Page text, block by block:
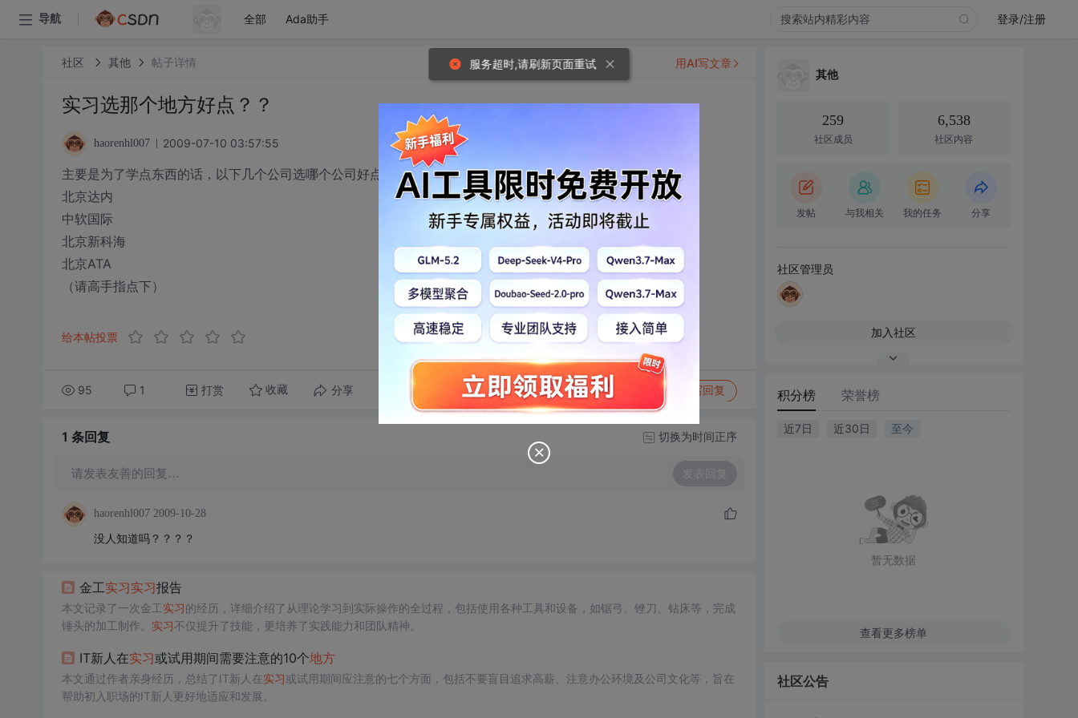
导航 全部 Ada助手 登录/注册
社区 其他 帖子详情
实习选那个地方好点？？
haorenhl007 2009-07-10 03:57:55
主要是为了学点东西的话，以下几个公司选哪个公司好点:
北京达内
中软国际
北京新科海
北京ATA
（请高手指点下）
给本帖投票
95 1 打赏 收藏 分享 转发到动态 举报 写回复
用AI写文章
1 条回复 切换为时间正序
请发表友善的回复… 发表回复
haorenhl007 2009-10-28
没人知道吗？？？？
金工实习实习报告
本文记录了一次金工实习的经历，详细介绍了从理论学习到实际操作的全过程，包括使用各种工具和设备，如锯弓、锉刀、钻床等，完成
锤头的加工制作。 实习不仅提升了技能，更培养了实践能力和团队精神。
IT新人在实习或试用期间需要注意的10个地方
本文通过作者亲身经历，总结了IT新人在实习或试用期间应注意的七个方面，包括不要盲目追求高薪、注意办公环境及公司文化等，旨在
帮助初入职场的IT新人更好地适应和发展。
其他
259
社区成员
6,538
社区内容
发帖 与我相关 我的任务 分享
社区管理员
加入社区
积分榜 荣誉榜
近7日 近30日 至今
暂无数据
查看更多榜单
社区公告
服务超时,请刷新页面重试